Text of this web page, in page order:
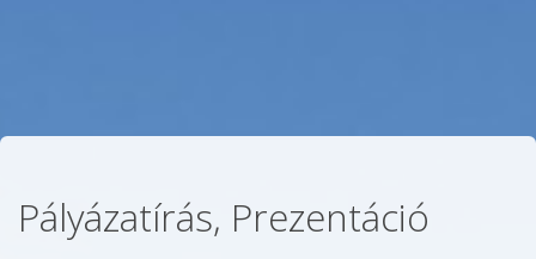
Pályázatírás, Prezentáció